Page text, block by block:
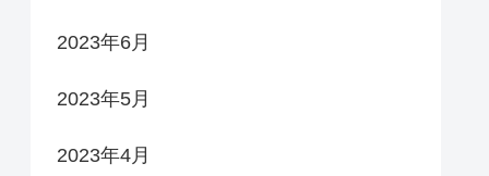
2023年6月
2023年5月
2023年4月